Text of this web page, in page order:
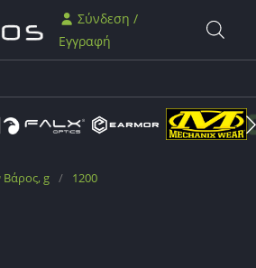
Σύνδεση /
Εγγραφή
Βάρος, g / 1200